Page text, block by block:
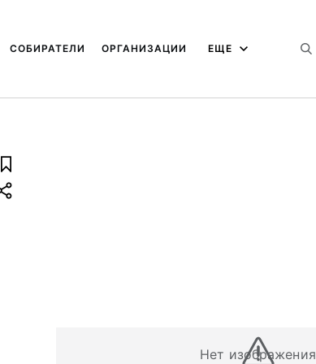
СОБИРАТЕЛИ ОРГАНИЗАЦИИ ЕЩЕ
Нет изображения